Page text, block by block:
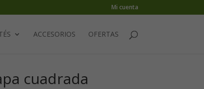
Mi cuenta
ACCESORIOS OFERTAS
cuadrada